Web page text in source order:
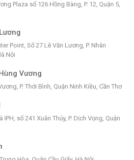
Plaza số 126 Hồng Bàng, P. 12, Quận 5,
Point, Số 27 Lê Văn Lương, P. Nhân
Nội
Vương
P. Thới Bình, Quận Ninh Kiều, Cần Thơ
IPH, số 241 Xuân Thủy, P. Dịch Vọng, Quận